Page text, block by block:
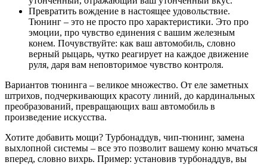
Превратить вождение в настоящее удовольствие.
Тюнинг – это не просто про характеристики. Это про
эмоции, про чувство единения с вашим железным
конем. Почувствуйте: как ваш автомобиль, словно
верный рыцарь, чутко реагирует на каждое движение
руля, даря вам неповторимое чувство контроля.
Вариантов тюнинга – великое множество. От еле заметных
штрихов, подчеркивающих красоту линий, до кардинальных
преобразований, превращающих ваш автомобиль в
произведение искусства.
Хотите добавить мощи? Турбонаддув, чип-тюнинг, замена
выхлопной системы – все это позволит вашему коню мчаться
вперед, словно вихрь. Пример: установив турбонаддув, вы